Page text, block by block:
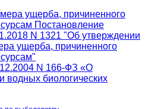
ущерба, причиненного
Постановление
N 1321 "Об утверждении
ущерба, причиненного
N 166-ФЗ «О
водных биологических